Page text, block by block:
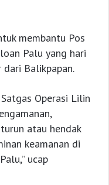
membantu Pos
Palu yang hari
Balikpapan.
Operasi Lilin
atau hendak
keamanan di
ucap